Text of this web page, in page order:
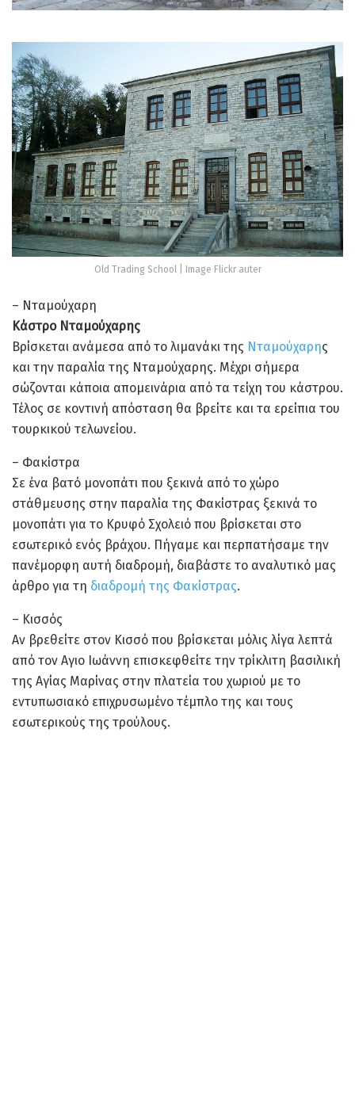
Old Trading School | Image Flickr auter
– Νταμούχαρη
Κάστρο Νταμούχαρης
Βρίσκεται ανάμεσα από το λιμανάκι της Νταμούχαρης
και την παραλία της Νταμούχαρης. Μέχρι σήμερα
σώζονται κάποια απομεινάρια από τα τείχη του κάστρου.
Τέλος σε κοντινή απόσταση θα βρείτε και τα ερείπια του
τουρκικού τελωνείου.
– Φακίστρα
Σε ένα βατό μονοπάτι που ξεκινά από το χώρο
στάθμευσης στην παραλία της Φακίστρας ξεκινά το
μονοπάτι για το Κρυφό Σχολειό που βρίσκεται στο
εσωτερικό ενός βράχου. Πήγαμε και περπατήσαμε την
πανέμορφη αυτή διαδρομή, διαβάστε το αναλυτικό μας
άρθρο για τη διαδρομή της Φακίστρας.
– Κισσός
Αν βρεθείτε στον Κισσό που βρίσκεται μόλις λίγα λεπτά
από τον Αγιο Ιωάννη επισκεφθείτε την τρίκλιτη βασιλική
της Αγίας Μαρίνας στην πλατεία του χωριού με το
εντυπωσιακό επιχρυσωμένο τέμπλο της και τους
εσωτερικούς της τρούλους.